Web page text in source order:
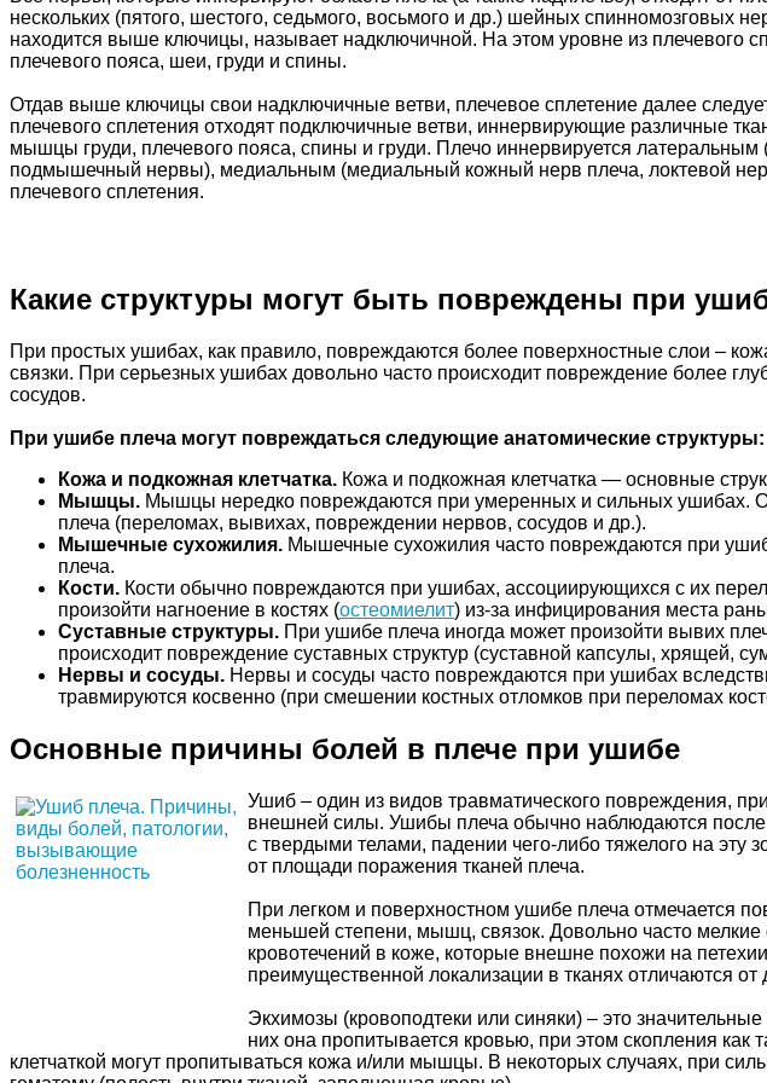
нескольких (пятого, шестого, седьмого, восьмого и др.) шейных спинномозговых
находится выше ключицы, называет надключичной. На этом уровне из
плечевого пояса, шеи, груди и спины.
Отдав выше ключицы свои надключичные ветви, плечевое сплетение далее
плечевого сплетения отходят подключичные ветви, иннервирующие различные
мышцы груди, плечевого пояса, спины и груди. Плечо иннервируется
подмышечный нервы), медиальным (медиальный кожный нерв плеча, локтевой
плечевого сплетения.
Какие структуры могут быть повреждены при
При простых ушибах, как правило, повреждаются более поверхностные слои –
связки. При серьезных ушибах довольно часто происходит повреждение более
сосудов.
При ушибе плеча могут повреждаться следующие анатомические структуры:
Кожа и подкожная клетчатка. Кожа и подкожная клетчатка — основные
Мышцы. Мышцы нередко повреждаются при умеренных и сильных ушибах.
плеча (переломах, вывихах, повреждении нервов, сосудов и др.).
Мышечные сухожилия. Мышечные сухожилия часто повреждаются при
плеча.
Кости. Кости обычно повреждаются при ушибах, ассоциирующихся с их
произойти нагноение в костях (остеомиелит) из-за инфицирования места
Суставные структуры. При ушибе плеча иногда может произойти вывих
происходит повреждение суставных структур (суставной капсулы, хрящей,
Нервы и сосуды. Нервы и сосуды часто повреждаются при ушибах
травмируются косвенно (при смешении костных отломков при переломах
Основные причины болей в плече при ушибе
Ушиб – один из видов травматического повреждения,
внешней силы. Ушибы плеча обычно наблюдаются после
с твердыми телами, падении чего-либо тяжелого на эту
от площади поражения тканей плеча.
При легком и поверхностном ушибе плеча отмечается
меньшей степени, мышц, связок. Довольно часто
кровотечений в коже, которые внешне похожи на
преимущественной локализации в тканях отличаются от
Экхимозы (кровоподтеки или синяки) – это
них она пропитывается кровью, при этом скопления как
клетчаткой могут пропитываться кожа и/или мышцы. В некоторых случаях, при